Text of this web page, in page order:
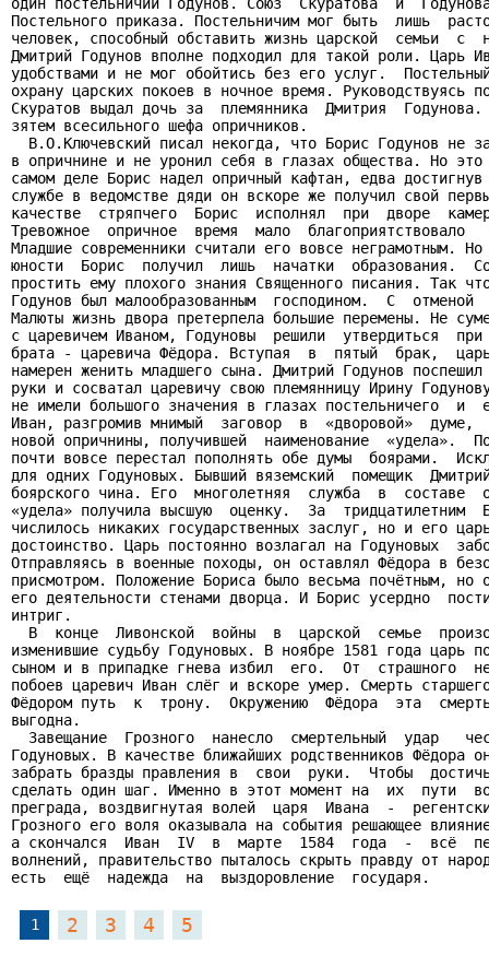
Постельного приказа. Постельничим мог быть  лишь
человек, способный обставить жизнь царской  семьи  с
Дмитрий Годунов вполне подходил для такой роли. Царь
удобствами и не мог обойтись без его услуг.
охрану царских покоев в ночное время. Руководствуясь
Скуратов выдал дочь за  племянника  Дмитрия
зятем всесильного шефа опричников.
В.О.Ключевский писал некогда, что Борис Годунов не
в опричнине и не уронил себя в глазах общества. Но
самом деле Борис надел опричный кафтан, едва
службе в ведомстве дяди он вскоре же получил свой
качестве  стряпчего  Борис  исполнял  при  дворе
Тревожное  опричное  время  мало  благоприятствовало
Младшие современники считали его вовсе неграмотным.
юности  Борис  получил  лишь  начатки  образования.
простить ему плохого знания Священного писания. Так
Годунов был малообразованным  господином.  С  отменой
Малюты жизнь двора претерпела большие перемены. Не
с царевичем Иваном, Годуновы  решили  утвердиться
брата - царевича Фёдора. Вступая  в  пятый  брак,
намерен женить младшего сына. Дмитрий Годунов
руки и сосватал царевичу свою племянницу Ирину
не имели большого значения в глазах постельничего  и
Иван, разгромив мнимый  заговор  в  «дворовой»  думе,
новой опричнины, получившей  наименование  «удела».
почти вовсе перестал пополнять обе думы  боярами.
для одних Годуновых. Бывший вяземский  помещик
боярского чина. Его  многолетняя  служба  в  составе
«удела» получила высшую  оценку.  За  тридцатилетним
числилось никаких государственных заслуг, но и его
достоинство. Царь постоянно возлагал на Годуновых
Отправляясь в военные походы, он оставлял Фёдора в
присмотром. Положение Бориса было весьма почётным, но
его деятельности стенами дворца. И Борис усердно
интриг.
В  конце  Ливонской  войны  в  царской  семье
изменившие судьбу Годуновых. В ноябре 1581 года царь
сыном и в припадке гнева избил  его.  От  страшного
побоев царевич Иван слёг и вскоре умер. Смерть
Фёдором путь  к  трону.  Окружению  Фёдора  эта
выгодна.
Завещание  Грозного  нанесло  смертельный  удар
Годуновых. В качестве ближайших родственников Фёдора
забрать бразды правления в  свои  руки.  Чтобы
сделать один шаг. Именно в этот момент на  их  пути
преграда, воздвигнутая волей  царя  Ивана  -
Грозного его воля оказывала на события решающее
а скончался  Иван  IV  в  марте  1584  года  -  всё
волнений, правительство пыталось скрыть правду от
есть  ещё  надежда  на  выздоровление  государя.
1 2 3 4 5